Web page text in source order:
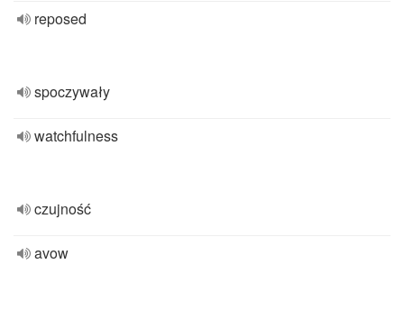
reposed
spoczywały
watchfulness
czujność
avow